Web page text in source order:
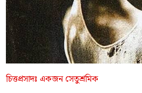
চিত্তপ্রসাদঃ একজন সেতুশ্রমিক